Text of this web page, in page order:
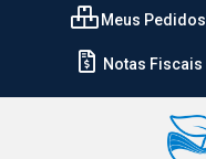
Meus Pedidos
Notas Fiscais